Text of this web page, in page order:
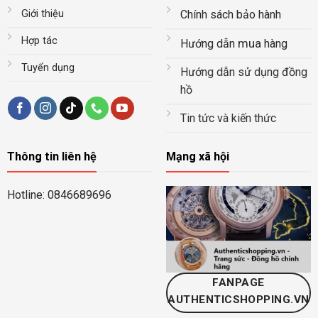
Giới thiệu
Hợp tác
Tuyển dụng
Chính sách bảo hành
Hướng dẫn muahàng
Hướng dẫn sử dụng đồng
hồ
Tin tức và kiến thức
Thông tin liên hệ
Hotline: 0846689696
Mạng xã hội
FANPAGE
AUTHENTICSHOPPING.VN